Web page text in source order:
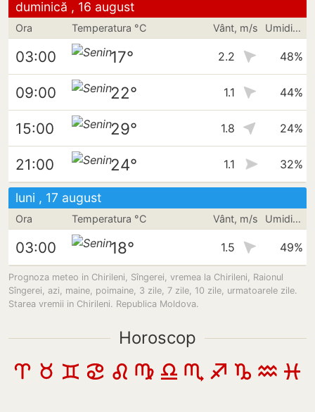
duminică , 16 august
Ora Temperatura °C Vânt, m/s Umiditate
03:00 17° 2.2 48%
09:00 22° 1.1 44%
15:00 29° 1.8 24%
21:00 24° 1.1 32%
luni , 17 august
Ora Temperatura °C Vânt, m/s Umiditate
03:00 18° 1.5 49%
Prognoza meteo in Chirileni, Sîngerei, vremea la Chirileni, Raionul
Sîngerei, azi, maine, poimaine, 3 zile, 7 zile, 10 zile, urmatoarele zile.
Starea vremii in Chirileni. Republica Moldova.
Horoscop